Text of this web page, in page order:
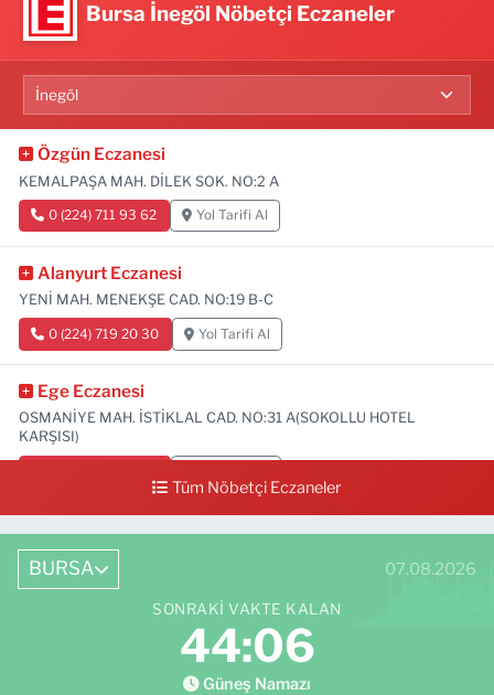
Bursa İnegöl Nöbetçi Eczaneler
Özgün Eczanesi
KEMALPAŞA MAH. DİLEK SOK. NO:2 A
0 (224) 711 93 62 Yol Tarifi Al
Alanyurt Eczanesi
YENİ MAH. MENEKŞE CAD. NO:19 B-C
0 (224) 719 20 30 Yol Tarifi Al
Ege Eczanesi
OSMANİYE MAH. İSTİKLAL CAD. NO:31 A(SOKOLLU HOTEL
KARŞISI)
Tüm Nöbetçi Eczaneler
BURSA 07.08.2026
SONRAKI VAKTE KALAN
44:04
Güneş Namazı